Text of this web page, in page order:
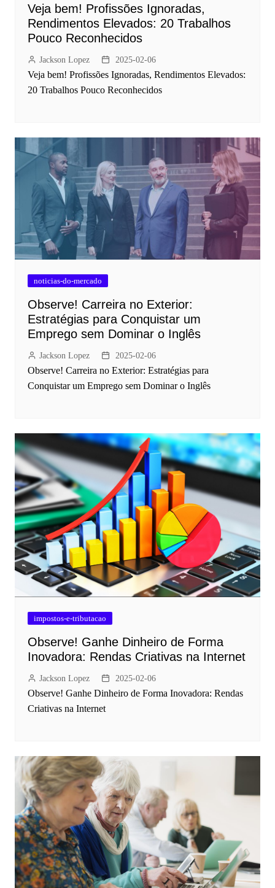
Veja bem! Profissões Ignoradas,
Rendimentos Elevados: 20 Trabalhos
Pouco Reconhecidos
Jackson Lopez 2025-02-06
Veja bem! Profissões Ignoradas, Rendimentos Elevados:
20 Trabalhos Pouco Reconhecidos
noticias-do-mercado
Observe! Carreira no Exterior:
Estratégias para Conquistar um
Emprego sem Dominar o Inglês
Jackson Lopez 2025-02-06
Observe! Carreira no Exterior: Estratégias para
Conquistar um Emprego sem Dominar o Inglês
impostos-e-tributacao
Observe! Ganhe Dinheiro de Forma
Inovadora: Rendas Criativas na Internet
Jackson Lopez 2025-02-06
Observe! Ganhe Dinheiro de Forma Inovadora: Rendas
Criativas na Internet